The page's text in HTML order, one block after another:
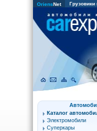
OriensNet Грузовики
Каталог
Электромобили
Суперкары